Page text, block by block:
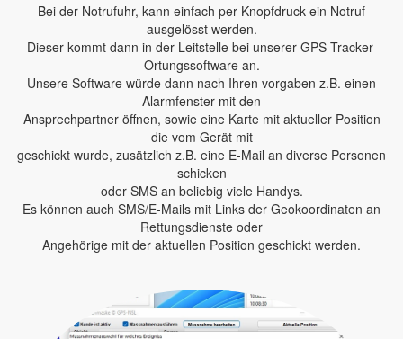
Bei der Notrufuhr, kann einfach per Knopfdruck ein Notruf
ausgelösst werden.
Dieser kommt dann in der Leitstelle bei unserer GPS-Tracker-
Ortungssoftware an.
Unsere Software würde dann nach Ihren vorgaben z.B. einen
Alarmfenster mit den
Ansprechpartner öffnen, sowie eine Karte mit aktueller Position
die vom Gerät mit
geschickt wurde, zusätzlich z.B. eine E-Mail an diverse Personen
schicken
oder SMS an beliebig viele Handys.
Es können auch SMS/E-Mails mit Links der Geokoordinaten an
Rettungsdienste oder
Angehörige mit der aktuellen Position geschickt werden.